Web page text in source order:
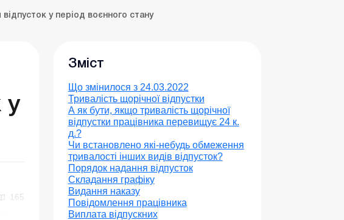
у період воєнного стану
у
165
Зміст
Що змінилося з 24.03.2022
Тривалість щорічної відпустки
А як бути, якщо тривалість щорічної
відпустки працівника перевищує 24 к.
д.?
Чи встановлено які-небудь обмеження
тривалості інших видів відпусток?
Порядок надання відпусток
Cкладання графіку
Видання наказу
Повідомлення працівника
Виплата відпускних